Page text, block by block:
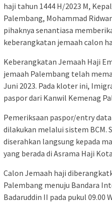
haji tahun 1444 H/2023 M,
Palembang, Mohammad
pihaknya senantiasa
keberangkatan jemaah calon
Keberangkatan Jemaah Haji
jemaah Palembang telah
Juni 2023. Pada kloter ini,
paspor dari Kanwil Kemenag
Pemeriksaan paspor/entry
dilakukan melalui sistem BCM.
diserahkan langsung kepada
yang berada di Asrama Haji
Calon Jemaah haji
Palembang menuju Bandara
Badaruddin II pada pukul 09.00